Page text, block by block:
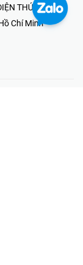
THÚY NHI
Chí Minh